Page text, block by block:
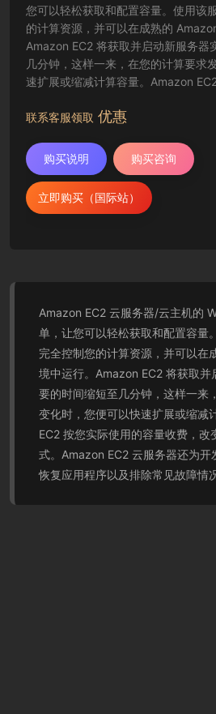
您可以轻松获取和配置容量。使用该
的计算资源，并可以在成熟的
Amazon EC2 将获取并启动新服务器
几分钟，这样一来，在您的计算要求
速扩展或缩减计算容量。Amazon
开发人员提供了创建故障恢复应用程
联系客服领取 优惠
购买说明 购买咨询
立即购买（国际站）
Amazon EC2 云服务器/云主机的
单，让您可以轻松获取和配置容量
完全控制您的计算资源，并可以在
境中运行。Amazon EC2 将获取并
要的时间缩短至几分钟，这样一来
变化时，您便可以快速扩展或缩减
EC2 按您实际使用的容量收费，改
式。Amazon EC2 云服务器还为开
恢复应用程序以及排除常见故障情